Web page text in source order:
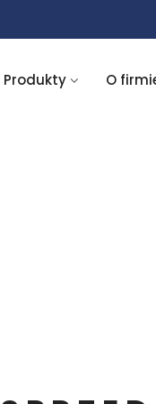
Produkty O